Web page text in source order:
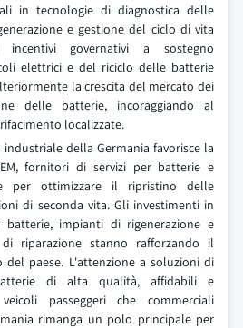
in tecnologie di diagnostica delle
e gestione del ciclo di vita
governativi a sostegno
elettrici e del riciclo delle batterie
la crescita del mercato dei
delle batterie, incoraggiando al
localizzate.
della Germania favorisce la
fornitori di servizi per batterie e
per ottimizzare il ripristino delle
di seconda vita. Gli investimenti in
impianti di rigenerazione e
riparazione stanno rafforzando il
del paese. L'attenzione a soluzioni di
di alta qualità, affidabili e
passeggeri che commerciali
rimanga un polo principale per